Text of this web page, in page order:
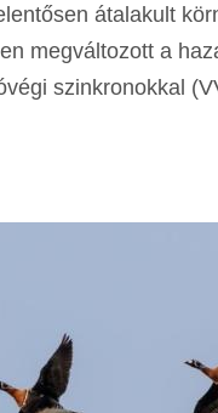
átalakult
megváltozott a
szinkronokkal